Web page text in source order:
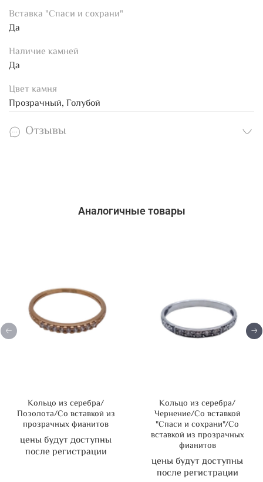
Вставка "Спаси и сохрани"
Да
Наличие камней
Да
Цвет камня
Прозрачный, Голубой
Отзывы
Аналогичные товары
Кольцо из серебра/
Позолота/Со вставкой из
прозрачных фианитов
цены будут доступны
после регистрации
Кольцо из серебра/
Чернение/Со вставкой
"Спаси и сохрани"/Со
вставкой из прозрачных
фианитов
цены будут доступны
после регистрации